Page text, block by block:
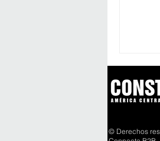
© Derechos